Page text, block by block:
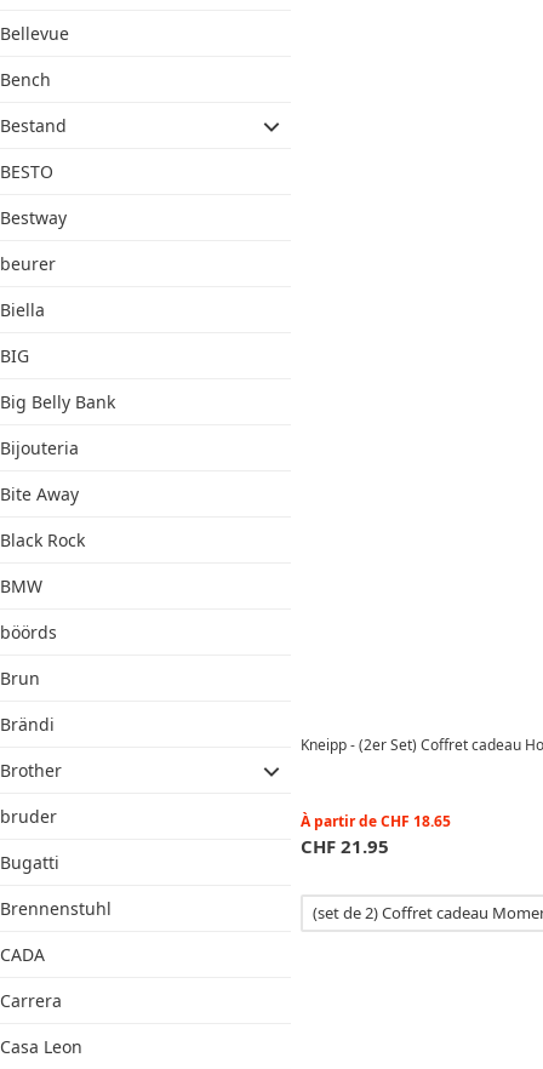
Bellevue
Bench
Bestand
BESTO
Bestway
beurer
Biella
BIG
Big Belly Bank
Bijouteria
Bite Away
Black Rock
BMW
böörds
Brun
Brändi
Brother
bruder
Bugatti
Brennenstuhl
CADA
Carrera
Casa Leon
Kneipp - (2er Set) Coffret cadeau
À partir deCHF 18.65
CHF 21.95
(set de 2) Coffret cadeau